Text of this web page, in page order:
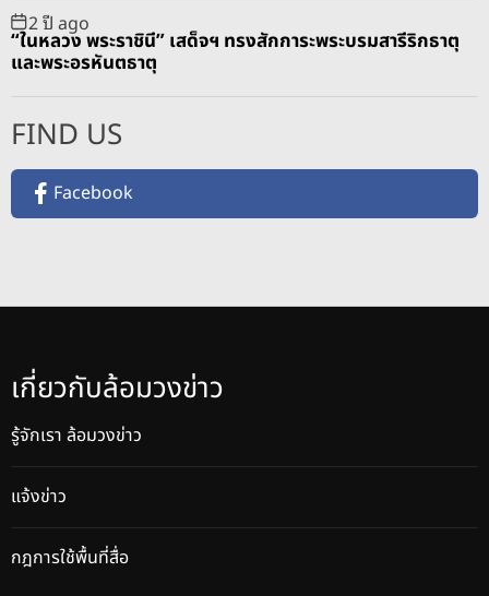
2 ปี ago
“ในหลวง พระราชินี” เสด็จฯ ทรงสักการะพระบรมสารีริกธาตุ
และพระอรหันตธาตุ
FIND US
Facebook
เกี่ยวกับล้อมวงข่าว
รู้จักเรา ล้อมวงข่าว
แจ้งข่าว
กฎการใช้พื้นที่สื่อ